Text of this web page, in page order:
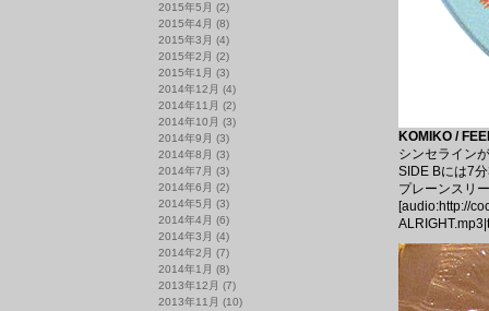
KOMIKO /
シンセライン
SIDE Bには7
プレーンスリ
[audio:http://
2015年5月 (2)
2015年4月 (8)
2015年3月 (4)
2015年2月 (2)
2015年1月 (3)
2014年12月 (4)
2014年11月 (2)
2014年10月 (3)
2014年9月 (3)
2014年8月 (3)
2014年7月 (3)
2014年6月 (2)
2014年5月 (3)
2014年4月 (6)
2014年3月 (4)
2014年2月 (7)
2014年1月 (8)
2013年12月 (7)
2013年11月 (10)